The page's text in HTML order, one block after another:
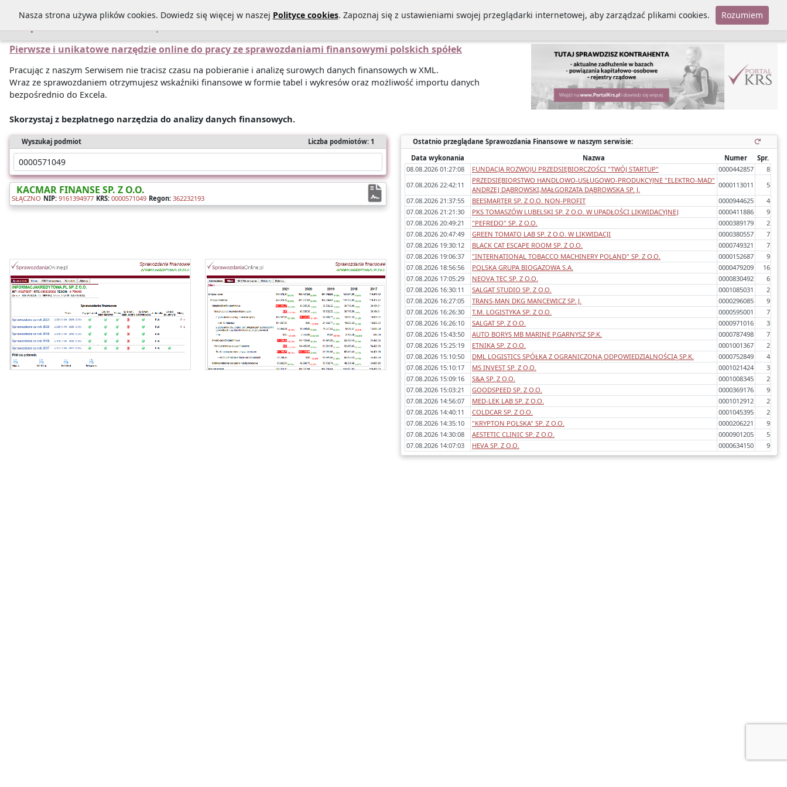
Sprawozdania Statystyki sprawozdań O Nas Kontakt Polityka prywatności Polityka cookies
Pierwsze i unikatowe narzędzie online do pracy ze sprawozdaniami finansowymi polskich spółek
Pracując z naszym Serwisem nie tracisz czasu na pobieranie i analizę surowych danych finansowych w XML.
Wraz ze sprawozdaniem otrzymujesz wskaźniki finansowe w formie tabel i wykresów oraz możliwość importu danych
bezpośrednio do Excela.
Skorzystaj z bezpłatnego narzędzia do analizy danych finansowych.
Wyszukaj podmiot Liczba podmiotów: 1
KACMAR FINANSE SP. Z O.O.
SŁĄCZNO NIP: 9161394977 KRS: 0000571049 Regon: 362232193
Oferujemy dostęp online do bazy składającej się z
ponad 1 mln sprawozdań dla ponad 400 tys.
Nasz raport zawiera:
- identyfikację podmiotu,
- bilanse i rachunki wyników,
- wyliczone wskaźniki (tabela i wykresy).
Możesz importować dane bezpośrednio do
Każde sprawozdanie uwzględnia:
- okres którego dotyczy,
- zawartość (bilans, rachunek wyników
porównawczy/kalkulacyjny),
- zidentyfikowane błędy/ostrzeżenia w
sprawozdaniach,
- dynamikę zmiany poszczególnych pozycji rok do
roku.
Ostatnio przeglądane Sprawozdania Finansowe w naszym serwisie:
Data wykonania
Nazwa Numer
Spr.
08.08.2026 01:27:08
FUNDACJA ROZWOJU PRZEDSIĘBIORCZOŚCI "TWÓJ STARTUP" 0000442857
8
07.08.2026 22:42:11
PRZEDSIĘBIORSTWO HANDLOWO-USŁUGOWO-PRODUKCYJNE "ELEKTRO-MAD"
ANDRZEJ DĄBROWSKI,MAŁGORZATA DĄBROWSKA SP. J.
0000113011
5
07.08.2026 21:37:55
BEESMARTER SP. Z O.O. NON-PROFIT 0000944625
4
07.08.2026 21:21:30
PKS TOMASZÓW LUBELSKI SP. Z O.O. W UPADŁOŚCI LIKWIDACYJNEJ 0000411886
9
07.08.2026 20:49:21
"PEFREDO" SP. Z O.O. 0000389179
2
07.08.2026 20:47:49
GREEN TOMATO LAB SP. Z O.O. W LIKWIDACJI 0000380557
7
07.08.2026 19:30:12
BLACK CAT ESCAPE ROOM SP. Z O.O. 0000749321
7
07.08.2026 19:06:37
"INTERNATIONAL TOBACCO MACHINERY POLAND" SP. Z O.O. 0000152687
9
07.08.2026 18:56:56
POLSKA GRUPA BIOGAZOWA S.A. 0000479209
16
07.08.2026 17:05:29
NEOVA TEC SP. Z O.O. 0000830492
6
07.08.2026 16:30:11
SALGAT STUDIO SP. Z O.O. 0001085031
2
07.08.2026 16:27:05
TRANS-MAN DKG MANCEWICZ SP. J. 0000296085
9
07.08.2026 16:26:30
T.M. LOGISTYKA SP. Z O.O. 0000595001
7
07.08.2026 16:26:10
SALGAT SP. Z O.O. 0000971016
3
07.08.2026 15:43:50
AUTO BORYS MB MARINE P.GARNYSZ SP.K. 0000787498
7
07.08.2026 15:25:19
ETNIKA SP. Z O.O. 0001001367
2
07.08.2026 15:10:50
DML LOGISTICS SPÓŁKA Z OGRANICZONĄ ODPOWIEDZIALNOŚCIĄ SP.K. 0000752849
4
07.08.2026 15:10:17
MS INVEST SP. Z O.O. 0001021424
3
07.08.2026 15:09:16
S&A SP. Z O.O. 0001008345
2
07.08.2026 15:03:21
GOODSPEED SP. Z O.O. 0000369176
9
07.08.2026 14:56:07
MED-LEK LAB SP. Z O.O. 0001012912
2
07.08.2026 14:40:11
COLDCAR SP. Z O.O. 0001045395
2
07.08.2026 14:35:10
"KRYPTON POLSKA" SP. Z O.O. 0000206221
9
07.08.2026 14:30:08
AESTETIC CLINIC SP. Z O.O. 0000901205
5
07.08.2026 14:07:03
HEVA SP. Z O.O. 0000634150 9
Nasza strona używa plików cookies. Dowiedz się więcej w naszej Polityce cookies. Zapoznaj się z ustawieniami swojej przeglądarki internetowej, aby zarządzać plikami cookies. Rozumiem